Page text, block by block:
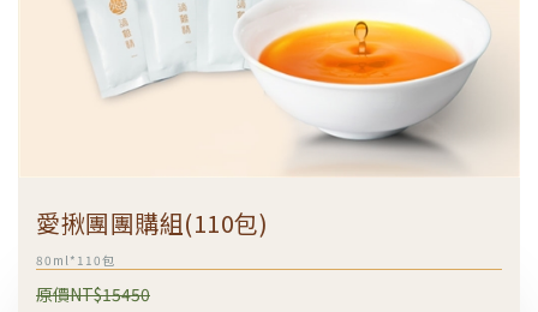
愛揪團團購組(110包)
80ml*110包
原價NT$15450